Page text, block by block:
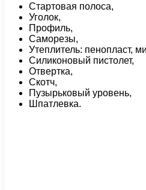
Стартовая полоса,
Уголок,
Профиль,
Саморезы,
Утеплитель: пенопласт,
Силиконовый пистолет,
Отвертка,
Скотч,
Пузырьковый уровень,
Шпатлевка.